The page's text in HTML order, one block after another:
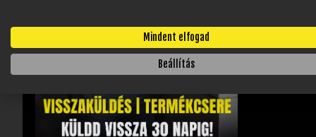
Mindent elfogad
Beállítás